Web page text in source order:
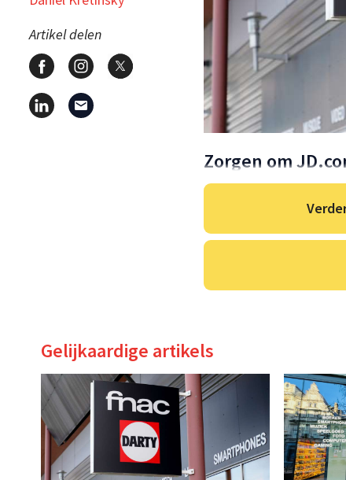
Artikel delen
Zorgen om
Gelijkaardige artikels